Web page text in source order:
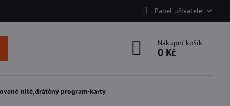
Panel uživatele
Nákupní košík
0 Kč
nitě,drátěný program-karty